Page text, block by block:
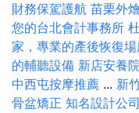
財務保駕護航 苗栗外
您的台北會計事務所
家，專業的產後恢復
的輔聽設備 新店安養
中西屯按摩推薦 ... 新
骨盆矯正 知名設計公